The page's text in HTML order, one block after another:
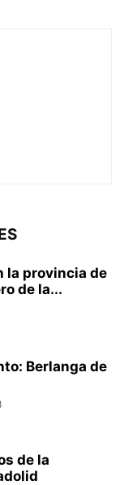
la provincia de
de la...
Berlanga de
de la